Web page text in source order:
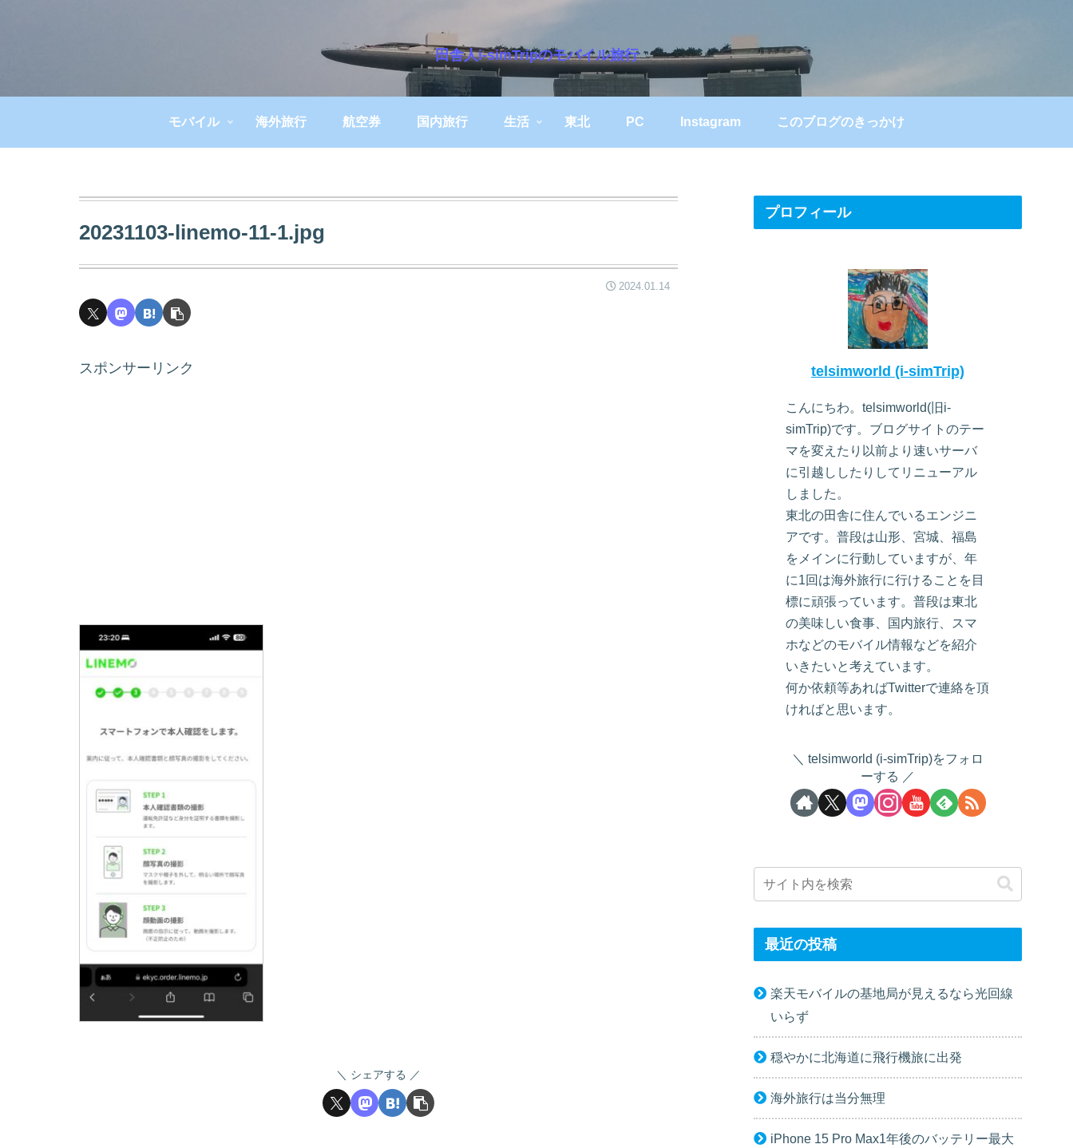
田舎人i-simTripのモバイル旅行
モバイル 海外旅行 航空券 国内旅行 生活 東北 PC Instagram このブログのきっかけ
20231103-linemo-11-1.jpg
2024.01.14
スポンサーリンク
シェアする
プロフィール
telsimworld (i-simTrip)
こんにちわ。telsimworld(旧i-
simTrip)です。ブログサイトのテー
マを変えたり以前より速いサーバ
に引越ししたりしてリニューアル
しました。
東北の田舎に住んでいるエンジニ
アです。普段は山形、宮城、福島
をメインに行動していますが、年
に1回は海外旅行に行けることを目
標に頑張っています。普段は東北
の美味しい食事、国内旅行、スマ
ホなどのモバイル情報などを紹介
いきたいと考えています。
何か依頼等あればTwitterで連絡を頂
ければと思います。
telsimworld (i-simTrip)をフォロ
ーする
最近の投稿
楽天モバイルの基地局が見えるなら光回線
いらず
穏やかに北海道に飛行機旅に出発
海外旅行は当分無理
iPhone 15 Pro Max1年後のバッテリー最大